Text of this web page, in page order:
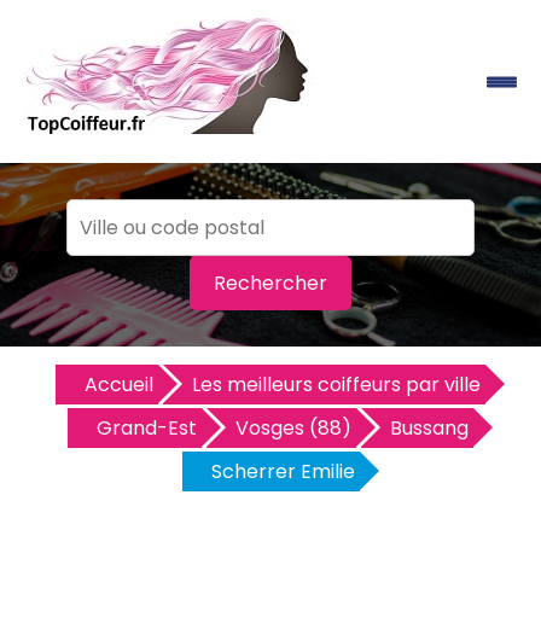
Rechercher
Accueil
Les meilleurs coiffeurs par ville
Grand-Est
Vosges (88)
Bussang
Scherrer Emilie